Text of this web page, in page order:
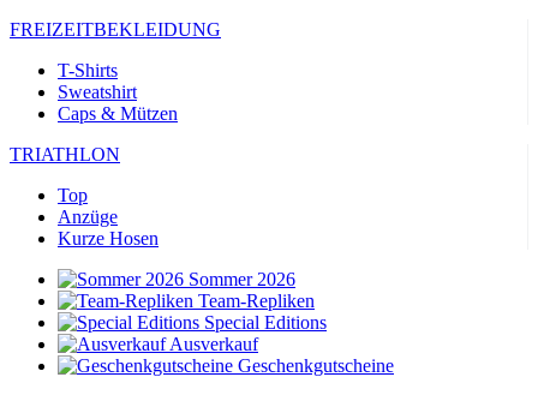
FREIZEITBEKLEIDUNG
T-Shirts
Sweatshirt
Caps & Mützen
TRIATHLON
Top
Anzüge
Kurze Hosen
Sommer 2026
Team-Repliken
Special Editions
Ausverkauf
Geschenkgutscheine